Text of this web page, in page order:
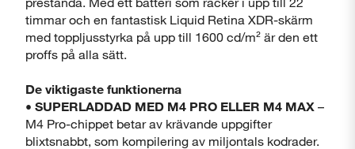
timmar och en fantastisk Liquid Retina XDR-skärm
med toppljusstyrka på upp till 1600 cd/m² är den ett
proffs på alla sätt.
De viktigaste funktionerna
• SUPERLADDAD MED M4 PRO ELLER M4 MAX –
M4 Pro-chippet betar av krävande uppgifter
blixtsnabbt, som kompilering av miljontals kodrader.